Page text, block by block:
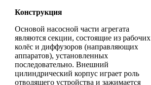
Конструкция
Основой насосной части агрегата
являются секции, состоящие из рабочих
колёс и диффузоров (направляющих
аппаратов), установленных
последовательно. Внешний
цилиндрический корпус играет роль
отводящего устройства и зажимается